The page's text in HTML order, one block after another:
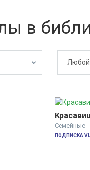
в
Любой
Семейные
ПОДПИСКА